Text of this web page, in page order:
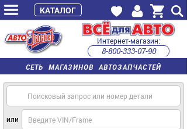
СЕТЬ МАГАЗИНОВ АВТОЗАПЧАСТЕЙ
Интернет-магазин:
8-800-333-07-90
часы работы с 9:00 до 22:00 (пн-пт)
или
КАТАЛОГ